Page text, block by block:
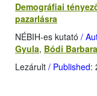
Demográfiai
pazarlásra
NÉBIH-es kutató /
Gyula, Bódi Barbara
Lezárult / Published: